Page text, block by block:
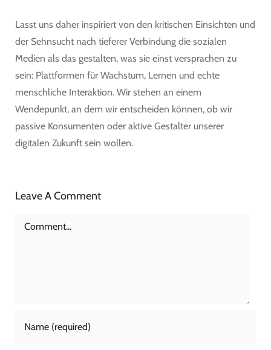
Lasst uns daher inspiriert von den kritischen Einsichten und
der Sehnsucht nach tieferer Verbindung die sozialen
Medien als das gestalten, was sie einst versprachen zu
sein: Plattformen für Wachstum, Lernen und echte
menschliche Interaktion. Wir stehen an einem
Wendepunkt, an dem wir entscheiden können, ob wir
passive Konsumenten oder aktive Gestalter unserer
digitalen Zukunft sein wollen.
Leave A Comment
Comment